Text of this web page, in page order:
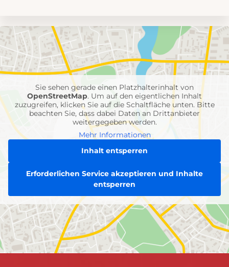
Umgebungskarte
mit
Feuerwehr-
Einheiten
Sie sehen gerade einen Platzhalterinhalt von
OpenStreetMap. Um auf den eigentlichen Inhalt
zuzugreifen, klicken Sie auf die Schaltfläche unten. Bitte
beachten Sie, dass dabei Daten an Drittanbieter
weitergegeben werden.
Mehr Informationen
Inhalt entsperren
Erforderlichen Service akzeptieren und Inhalte
entsperren